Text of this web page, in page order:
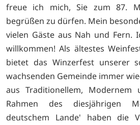
freue ich mich, Sie zum 87.
begrüßen zu dürfen. Mein
vielen Gäste aus Nah und Fern.
willkommen! Als ältestes
bietet das Winzerfest unserer
wachsenden Gemeinde immer
aus Traditionellem, Modernem
Rahmen des diesjährigen
deutschem Lande' haben die